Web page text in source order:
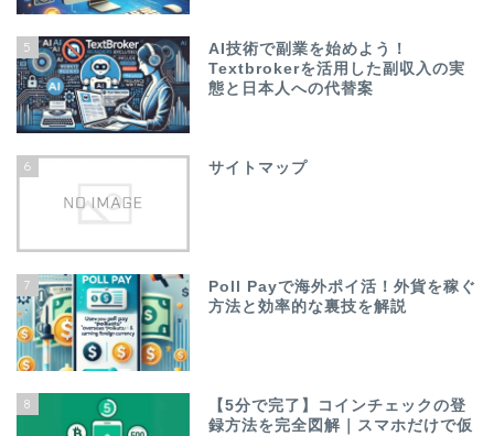
5
AI技術で副業を始めよう！
Textbrokerを活用した副収入の実
態と日本人への代替案
6 サイトマップ
7
Poll Payで海外ポイ活！外貨を稼ぐ
方法と効率的な裏技を解説
8
【5分で完了】コインチェックの登
録方法を完全図解｜スマホだけで仮